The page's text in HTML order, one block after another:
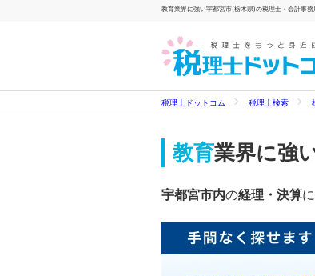
教育業界に強い宇都宮市(栃木県)の税理士・会計事
税理士ドットコム 税理士検索
教育業界に強
宇都宮市内の経理・決算